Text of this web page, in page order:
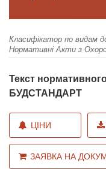
Класифікатор по видам
Нормативні Акти з
Текст
БУДСТАНДАРТ
ЦІНИ
ЗАЯВКА НА